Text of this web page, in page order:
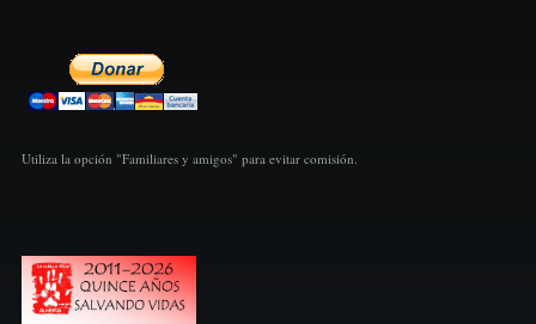
Utiliza la opción "Familiares y amigos" para evitar comisión.